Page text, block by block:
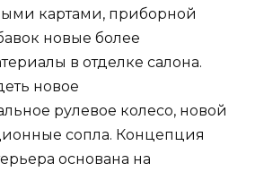
картами, приборной
новые более
в отделке салона.
новое
рулевое колесо, новой
сопла. Концепция
основана на